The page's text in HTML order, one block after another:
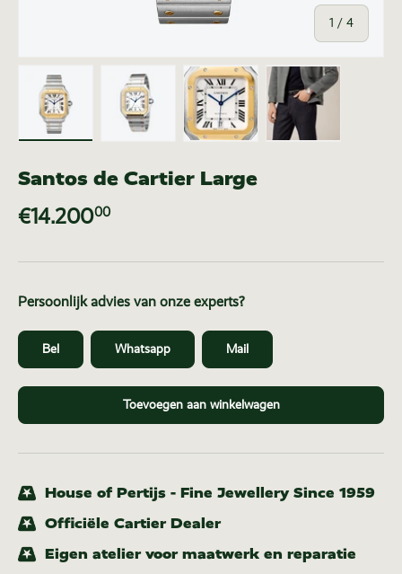
1 / van
4
Santos de Cartier Large
€14.20000
Persoonlijk advies van onze experts?
Bel Whatsapp Mail
Toevoegen aan winkelwagen
House of Pertijs - Fine Jewellery Since 1959
Officiële Cartier Dealer
Eigen atelier voor maatwerk en reparatie